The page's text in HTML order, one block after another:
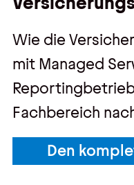
Wie die
mit Managed
Fachbereich
Den